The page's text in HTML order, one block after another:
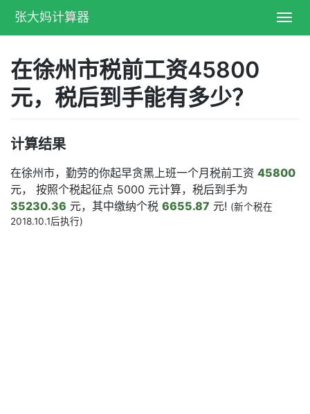
张大妈计算器
在徐州市税前工资45800
元，税后到手能有多少？
计算结果
在徐州市，勤劳的你起早贪黑上班一个月税前工资 45800
元， 按照个税起征点 5000 元计算，税后到手为
35230.36 元，其中缴纳个税 6655.87 元! (新个税在
2018.10.1后执行)